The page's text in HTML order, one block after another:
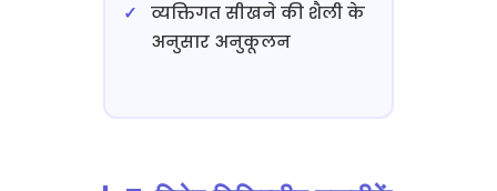
व्यक्तिगत सीखने की शैली के
अनुसार अनुकूलन